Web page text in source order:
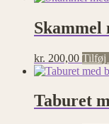
Skammel
kr. 200,00 Tilføj
Taburet